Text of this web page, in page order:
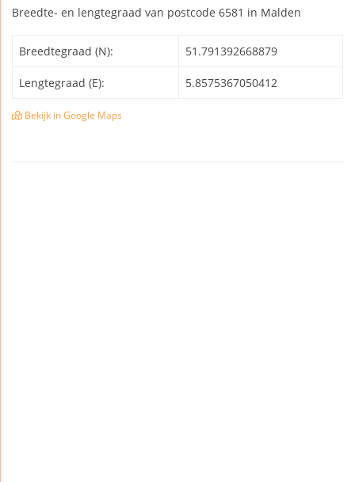
Breedte- en lengtegraad van postcode 6581 in Malden
Breedtegraad (N): 51.791392668879
Lengtegraad (E): 5.8575367050412
Bekijk in Google Maps